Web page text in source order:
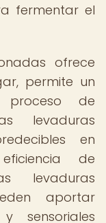
fermentar el
ofrece
permite un
de
levaduras
en
de
levaduras
aportar
sensoriales